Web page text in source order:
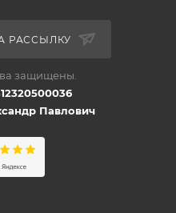
РАССЫЛКУ
защищены.
Павлович